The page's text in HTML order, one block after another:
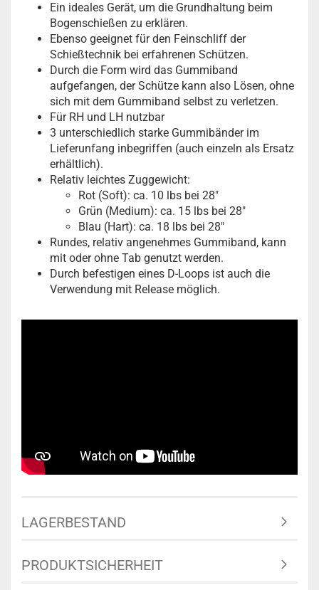
Ein ideales Gerät, um die Grundhaltung beim
Bogenschießen zu erklären.
Ebenso geeignet für den Feinschliff der
Schießtechnik bei erfahrenen Schützen.
Durch die Form wird das Gummiband
aufgefangen, der Schütze kann also Lösen, ohne
sich mit dem Gummiband selbst zu verletzen.
Für RH und LH nutzbar
3 unterschiedlich starke Gummibänder im
Lieferunfang inbegriffen (auch einzeln als Ersatz
erhältlich).
Relativ leichtes Zuggewicht:
Rot (Soft): ca. 10 lbs bei 28"
Grün (Medium): ca. 15 lbs bei 28"
Blau (Hart): ca. 18 lbs bei 28"
Rundes, relativ angenehmes Gummiband, kann
mit oder ohne Tab genutzt werden.
Durch befestigen eines D-Loops ist auch die
Verwendung mit Release möglich.
LAGERBESTAND
PRODUKTSICHERHEIT